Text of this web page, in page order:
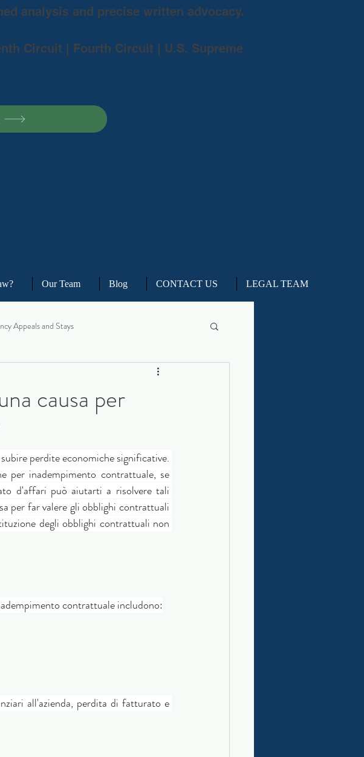
analysis and precise written advocacy.
Circuit | Fourth Circuit | U.S. Supreme
Our Team Blog CONTACT US LEGAL TEAM
Appeals and Stays
Arbitration and Mediation and ADR
causa per
perdite economiche significative.
per inadempimento contrattuale, se
d'affari può aiutarti a risolvere tali
per far valere gli obblighi contrattuali
degli obblighi contrattuali non
contrattuale includono:
all'azienda, perdita di fatturato e